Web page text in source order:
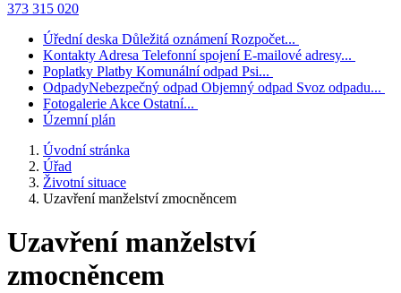
373 315 020
Úřední deska Důležitá oznámení Rozpočet...
Kontakty Adresa Telefonní spojení E-mailové adresy...
Poplatky Platby Komunální odpad Psi...
OdpadyNebezpečný odpad Objemný odpad Svoz odpadu...
Fotogalerie Akce Ostatní...
Územní plán
Úvodní stránka
Úřad
Životní situace
Uzavření manželství zmocněncem
Uzavření manželství
zmocněncem